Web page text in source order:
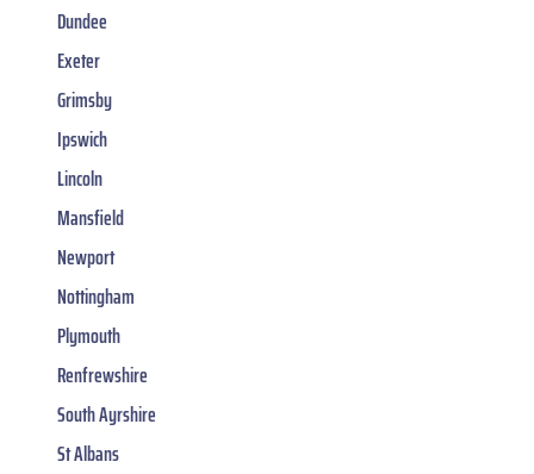
Dundee
Exeter
Grimsby
Ipswich
Lincoln
Mansfield
Newport
Nottingham
Plymouth
Renfrewshire
South Ayrshire
St Albans